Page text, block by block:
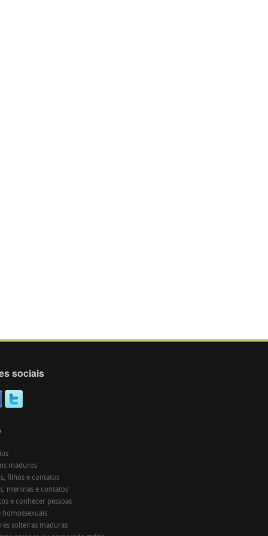
sociais
maduros
filhos e contatos
meninas e contatos
e conhecer pessoas
homossexuais
solteiras maduras